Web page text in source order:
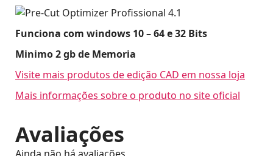
Funciona com windows 10 – 64 e 32 Bits
Minimo 2 gb de Memoria
Visite mais produtos de edição CAD em nossa loja
Mais informações sobre o produto no site oficial
Avaliações